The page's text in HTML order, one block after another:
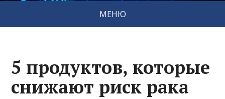
МЕНЮ
5 продуктов, которые
снижают риск рака